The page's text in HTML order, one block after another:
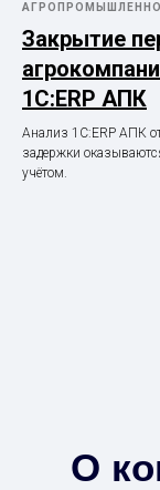
Закрытие
1С:ERP АПК
Анализ 1С:ERP АПК
задержки
учётом.
О